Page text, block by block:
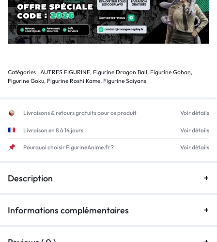
Catégories : AUTRES FIGURINE, Figurine Dragon Ball, Figurine Gohan,
Figurine Goku, Figurine Roshi Kame, Figurine Saiyans
Livraisons & retours gratuits pour ce produit Voir détails
Livraison en 8 à 14 jours Voir détails
Pourquoi choisir FigurineAnime.fr ? Voir détails
Description
Informations complémentaires